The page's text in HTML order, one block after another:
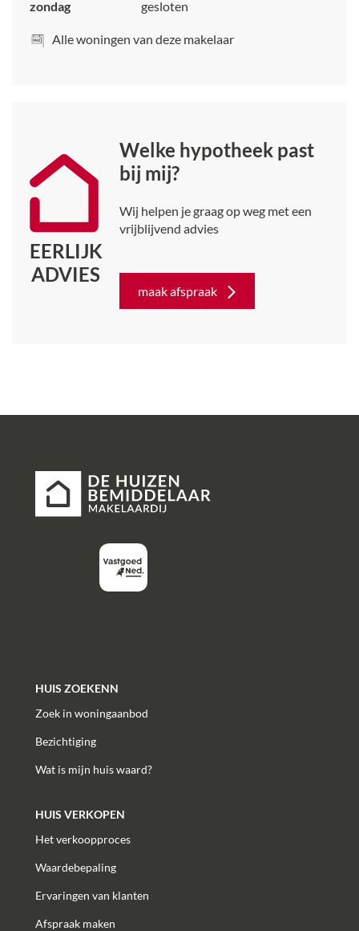
• Kindvriendelijke ligging nabij scholen, speeltuinen en
• Tuin op het zuidoosten met nieuwe
afspraak voor een bezichtiging en laat je verrassen
door de kwaliteit en sfeer van deze instapklare
gezinswoning!
zondag
gesloten
Alle woningen van deze makelaar
EERLIJK
ADVIES
Welke hypotheek past
bij mij?
Wij helpen je graag op weg met een
vrijblijvend advies
maak afspraak
HUIS ZOEKENN
Zoek in woningaanbod
Bezichtiging
Wat is mijn huis waard?
HUIS VERKOPEN
Het verkoopproces
Waardebepaling
Ervaringen van klanten
Afspraak maken